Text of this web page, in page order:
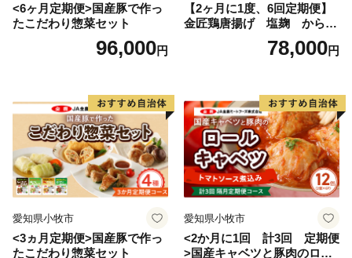
<6ヶ月定期便>国産豚で作っ
たこだわり惣菜セット
96,000円
【2ヶ月に1度、6回定期便】
金匠鶏唐揚げ 塩麹 からあ
78,000円
愛知県小牧市
<3ヵ月定期便>国産豚で作っ
たこだわり惣菜セット
愛知県小牧市
<2か月に1回 計3回 定期便
>国産キャベツと豚肉のロー